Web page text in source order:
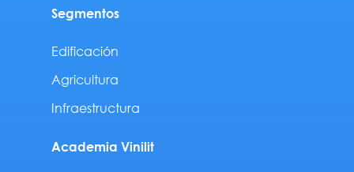
Segmentos
Edificación
Agricultura
Infraestructura
Academia Vinilit